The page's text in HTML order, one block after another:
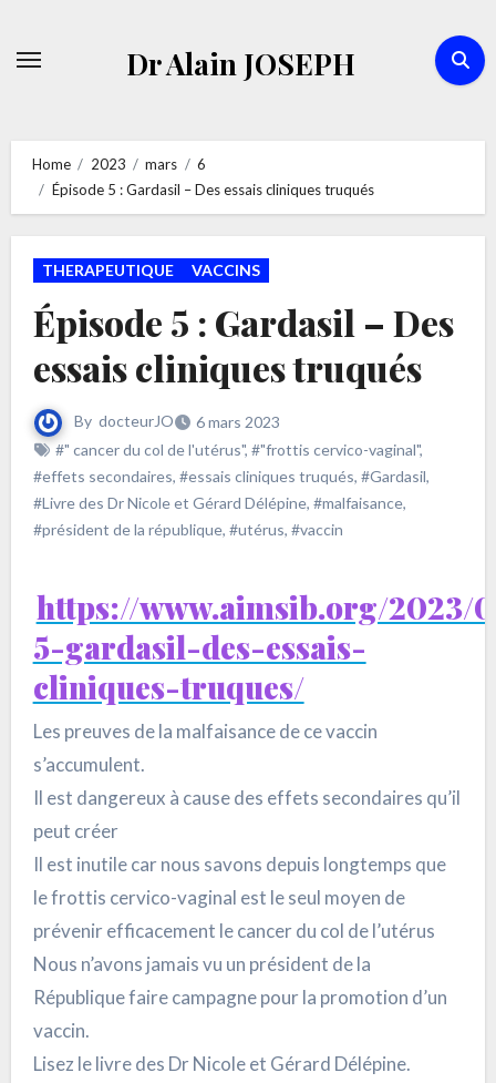
Dr Alain JOSEPH
Home 2023 mars
6
Épisode 5 : Gardasil – Des essais cliniques truqués
THERAPEUTIQUE VACCINS
Épisode 5 : Gardasil – Des
essais cliniques truqués
By docteurJO
6 mars 2023
#" cancer du col de l'utérus", #"frottis cervico-vaginal",
#effets secondaires, #essais cliniques truqués, #Gardasil,
#Livre des Dr Nicole et Gérard Délépine, #malfaisance,
#président de la république, #utérus, #vaccin
https://www.aimsib.org/2023/
5-gardasil-des-essais-
cliniques-truques/
Les preuves de la malfaisance de ce vaccin
s’accumulent.
Il est dangereux à cause des effets secondaires qu’il
peut créer
Il est inutile car nous savons depuis longtemps que
le frottis cervico-vaginal est le seul moyen de
prévenir efficacement le cancer du col de l’utérus
Nous n’avons jamais vu un président de la
République faire campagne pour la promotion d’un
vaccin.
Lisez le livre des Dr Nicole et Gérard Délépine.